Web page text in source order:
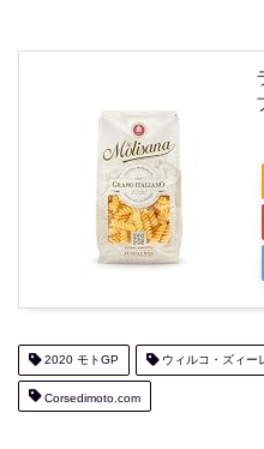
2020 モトGP ウィルコ・ズィー
Corsedimoto.com